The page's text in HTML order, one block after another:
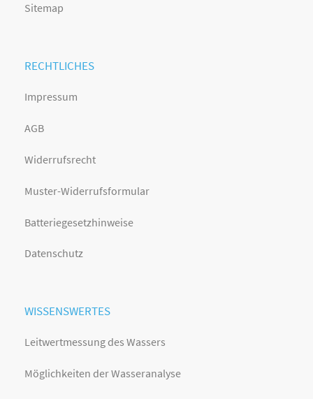
Sitemap
RECHTLICHES
Impressum
AGB
Widerrufsrecht
Muster-Widerrufsformular
Batteriegesetzhinweise
Datenschutz
WISSENSWERTES
Leitwertmessung des Wassers
Möglichkeiten der Wasseranalyse